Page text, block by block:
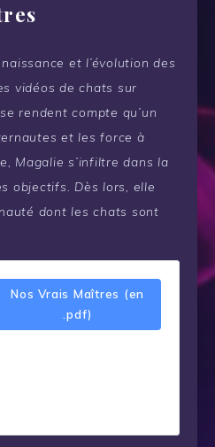
et l’évolution des
vidéos de chats sur
rendent compte qu’un
et les force à
Magalie s’infiltre dans la
objectifs. Dès lors, elle
dont les chats sont
Nos Vrais Maîtres (en
.pdf)